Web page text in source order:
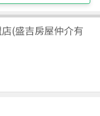
(盛吉房屋仲介有